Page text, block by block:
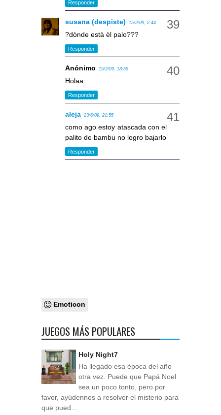
Responder
susana (despiste) 15/2/09, 2:44
?dònde està èl palo???
Responder
Anónimo 15/2/09, 18:55
Holaa
Responder
aleja 23/6/09, 21:55
como ago estoy atascada con el
palito de bambu no logro bajarlo
Responder
Emoticon
JUEGOS MÁS POPULARES
Holy Night7
Ha llegado esa época del año
otra vez. Puede que Papá Noel
sea un poco tonto, pero por
favor, ayúdennos a resolver el misterio para
que pued...